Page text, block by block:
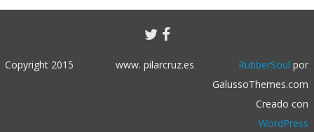
Copyright 2015 www. pilarcruz.es RubberSoul por
GalussoThemes.com
Creado con
WordPress